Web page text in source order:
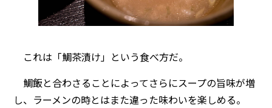
これは「鯛茶漬け」という食べ方だ。
鯛飯と合わさることによってさらにスープの旨味が増
し、ラーメンの時とはまた違った味わいを楽しめる。